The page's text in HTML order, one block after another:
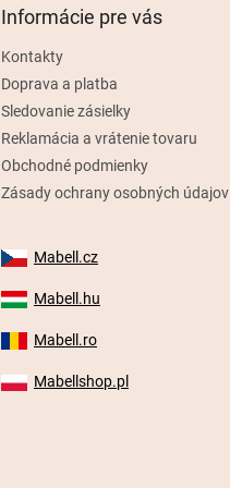
Informácie pre vás
Kontakty
Doprava a platba
Sledovanie zásielky
Reklamácia a vrátenie tovaru
Obchodné podmienky
Zásady ochrany osobných údajov
Mabell.cz
Mabell.hu
Mabell.ro
Mabellshop.pl